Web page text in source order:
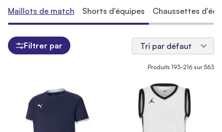
Produits 193-216 sur 563
Maillots de match Shorts d'équipes Chaussettes
Filtrer par